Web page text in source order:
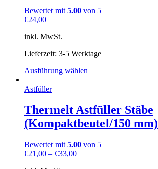
Bewertet mit 5.00 von 5
€24,00
inkl. MwSt.
Lieferzeit: 3-5 Werktage
Ausführung wählen
Astfüller
Thermelt Astfüller Stäbe
(Kompaktbeutel/150 mm)
Bewertet mit 5.00 von 5
€21,00 – €33,00